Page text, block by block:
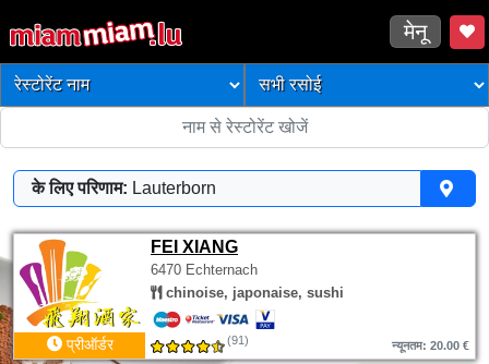
मेनू
के लिए परिणाम: Lauterborn
FEI XIANG
6470 Echternach
chinoise, japonaise, sushi
प्रीऑर्डर (91) न्यूनतम: 20.00 €